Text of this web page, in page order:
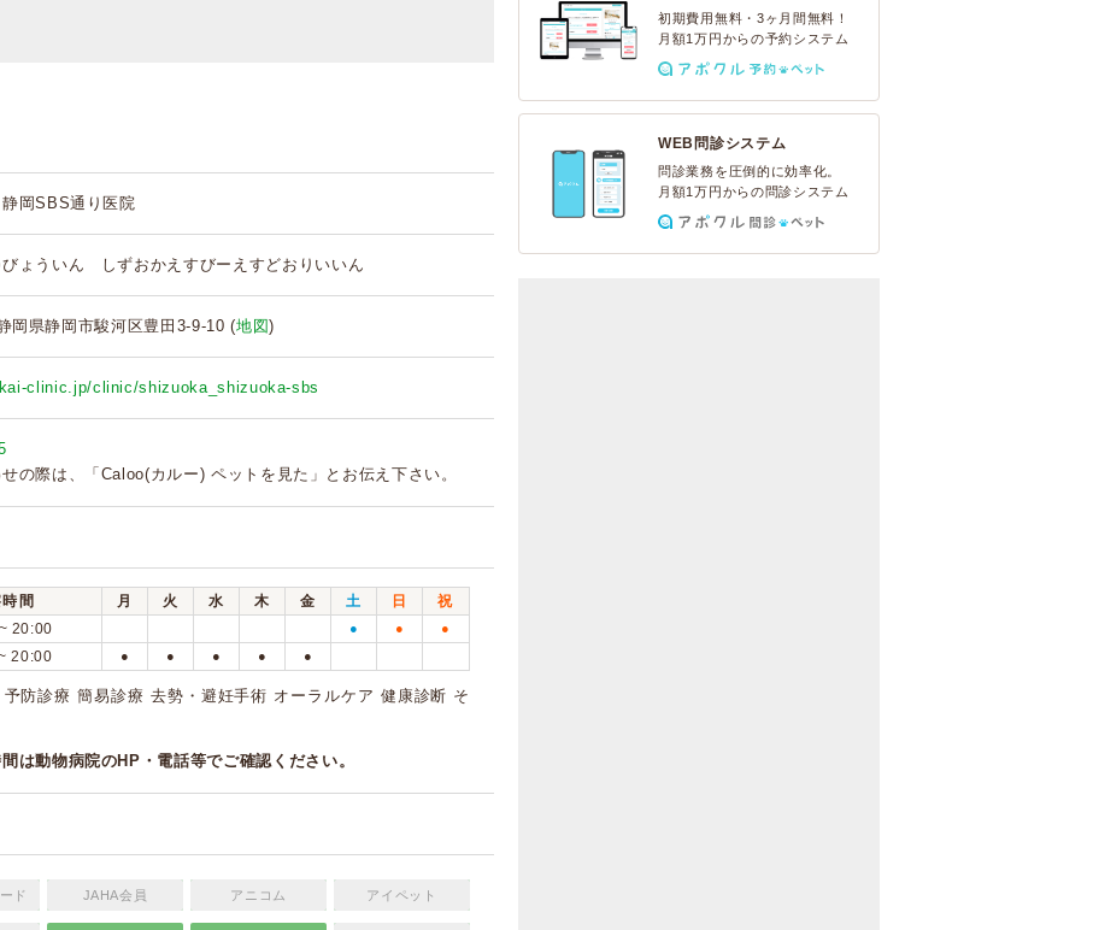
岡SBS通り医院
ょういん しずおかえすびーえすどおりいいん
岡県静岡市駿河区豊田3-9-10 (地図)
clinic.jp/clinic/shizuoka_shizuoka-sbs
の際は、「Caloo(カルー) ペットを見た」とお伝え下さい。
間 月 火 水 木 金 土 日
祝
20:00
● ● ●
20:00 ● ● ● ● ●
防診療 簡易診療 去勢・避妊手術 オーラルケア 健康診断 そ
は動物病院のHP・電話等でご確認ください。
ド JAHA会員 アニコム アイペット
初期費用無料・3ヶ月間無料！
月額1万円からの予約システム
WEB問診システム
問診業務を圧倒的に効率化。
月額1万円からの問診システム